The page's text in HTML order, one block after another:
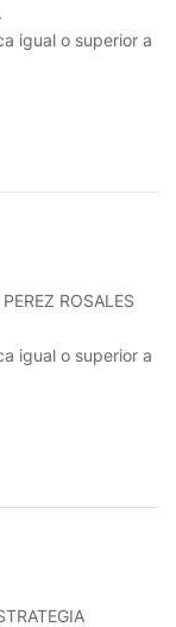
igual o superior a
ROSALES
igual o superior a